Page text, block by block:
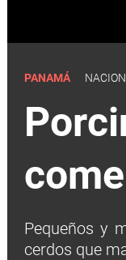
PANAMÁ
Pequeños y
cerdos que